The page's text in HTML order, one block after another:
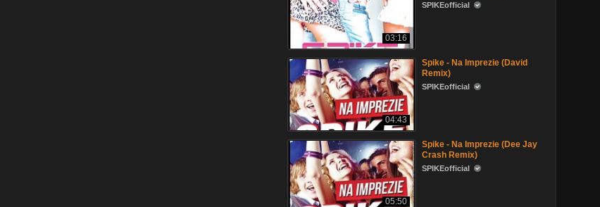
03:16
SPIKEofficial
04:43
Spike - Na Imprezie (David
Remix)
SPIKEofficial
05:50
Spike - Na Imprezie (Dee Jay
Crash Remix)
SPIKEofficial